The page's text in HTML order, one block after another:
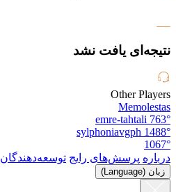
نتیجه‌ای یافت نشد
Other Players
Memolestas
763°
emre-tahtali
1488°
sylphoniavgph
1067°
درباره پرسش‌های رایج توسعه‌دهندگان
زبان (Language)